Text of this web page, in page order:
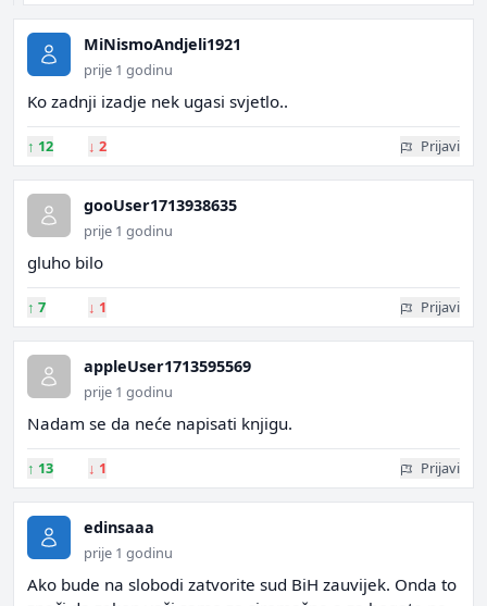
MiNismoAndjeli1921
prije 1 godinu
Ko zadnji izadje nek ugasi svjetlo..
↑ 12 ↓ 2 Prijavi
gooUser1713938635
prije 1 godinu
gluho bilo
↑ 7 ↓ 1 Prijavi
appleUser1713595569
prije 1 godinu
Nadam se da neće napisati knjigu.
↑ 13 ↓ 1 Prijavi
edinsaaa
prije 1 godinu
Ako bude na slobodi zatvorite sud BiH zauvijek. Onda to